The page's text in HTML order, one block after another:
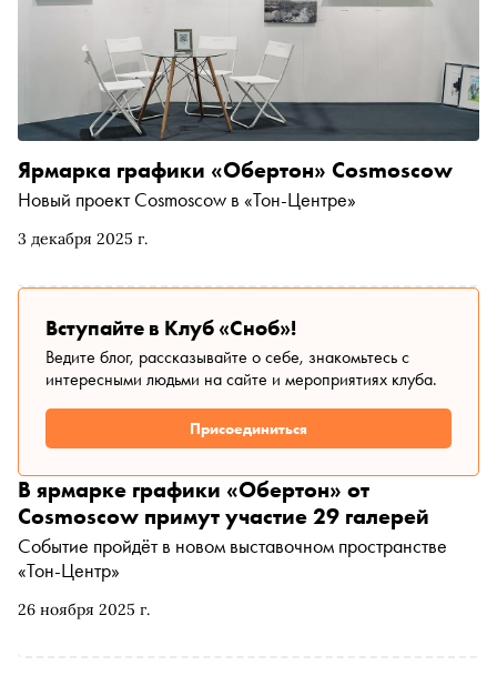
3 декабря 2025 г.
Ярмарка графики «Обертон» Cosmoscow
Новый проект Cosmoscow в «Тон-Центре»
Вступайте в Клуб «Сноб»!
Ведите блог, рассказывайте о себе, знакомьтесь с
интересными людьми на сайте и мероприятиях клуба.
Присоединиться
26 ноября 2025 г.
В ярмарке графики «Обертон» от
Cosmoscow примут участие 29 галерей
Событие пройдёт в новом выставочном пространстве
«Тон-Центр»